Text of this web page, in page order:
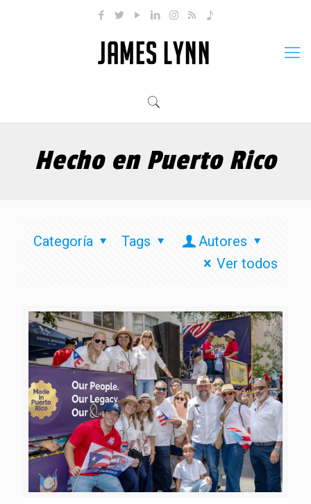
Hecho en Puerto Rico
Categoría Tags
Autores
Ver todos